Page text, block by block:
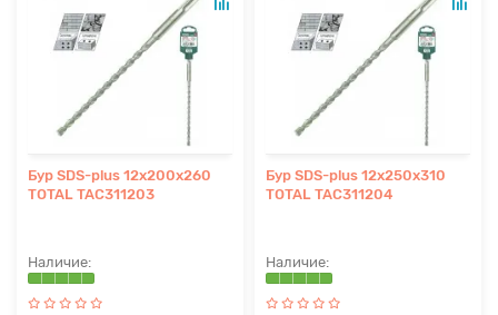
Бур SDS-plus 12x200x260
TOTAL TAC311203
Бур SDS-plus 12x250x310
TOTAL TAC311204